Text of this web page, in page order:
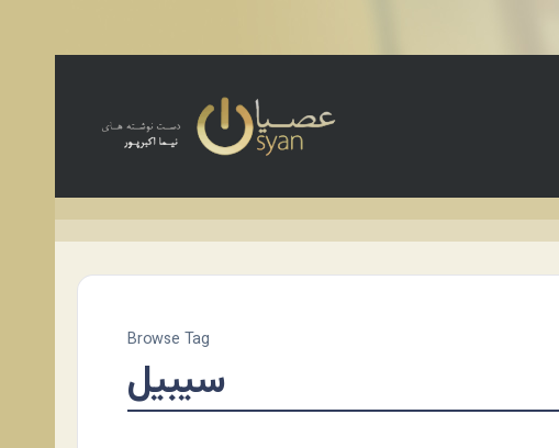
Browse Tag
سیبیل